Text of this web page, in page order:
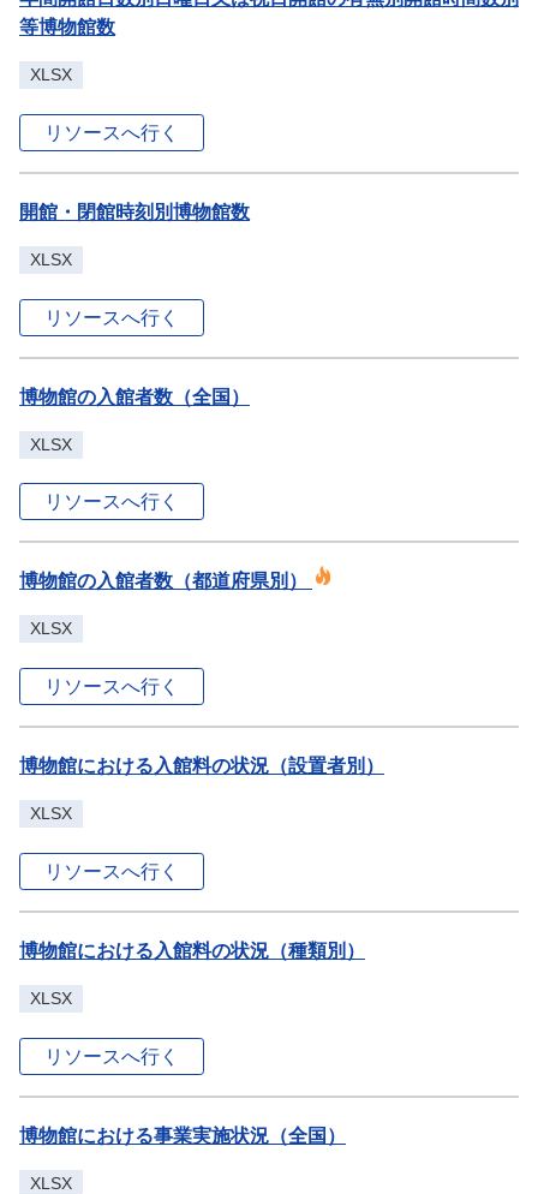
等博物館数
XLSX
リソースへ行く
開館・閉館時刻別博物館数
XLSX
リソースへ行く
博物館の入館者数（全国）
XLSX
リソースへ行く
博物館の入館者数（都道府県別）
XLSX
リソースへ行く
博物館における入館料の状況（設置者別）
XLSX
リソースへ行く
博物館における入館料の状況（種類別）
XLSX
リソースへ行く
博物館における事業実施状況（全国）
XLSX